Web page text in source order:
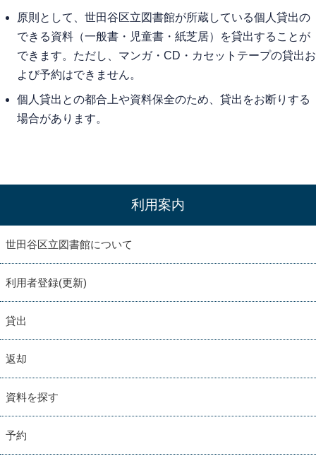
原則として、世田谷区立図書館が所蔵している個人貸出の
できる資料（一般書・児童書・紙芝居）を貸出することが
できます。ただし、マンガ・CD・カセットテープの貸出お
よび予約はできません。
個人貸出との都合上や資料保全のため、貸出をお断りする
場合があります。
利用案内
世田谷区立図書館について
利用者登録(更新)
貸出
返却
資料を探す
予約